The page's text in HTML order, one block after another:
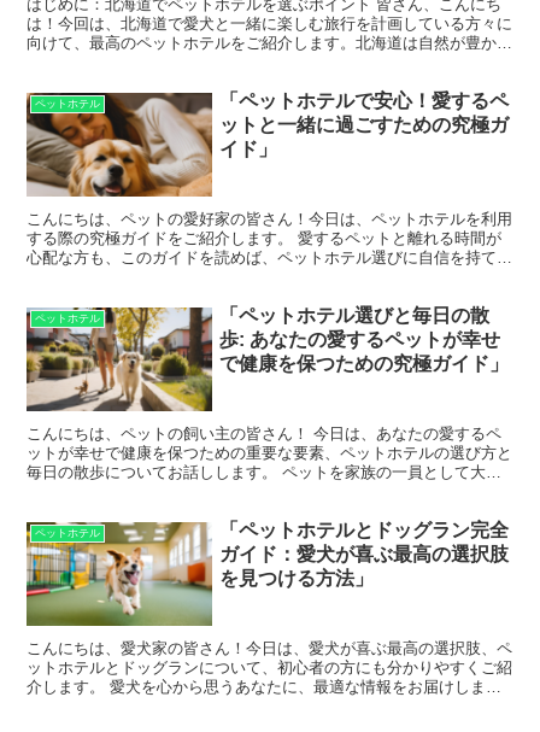
はじめに：北海道でペットホテルを選ぶポイント 皆さん、こんにち
は！今回は、北海道で愛犬と一緒に楽しむ旅行を計画している方々に
向けて、最高のペットホテルをご紹介します。北海道は自然が豊か
ペットホテル
「ペットホテルで安心！愛するペ
ットと一緒に過ごすための究極ガ
イド」
こんにちは、ペットの愛好家の皆さん！今日は、ペットホテルを利用
する際の究極ガイドをご紹介します。 愛するペットと離れる時間が
心配な方も、このガイドを読めば、ペットホテル選びに自信を持てる
ペットホテル
「ペットホテル選びと毎日の散
歩: あなたの愛するペットが幸せ
で健康を保つための究極ガイド」
こんにちは、ペットの飼い主の皆さん！ 今日は、あなたの愛するペ
ットが幸せで健康を保つための重要な要素、ペットホテルの選び方と
毎日の散歩についてお話しします。 ペットを家族の一員として大切
ペットホテル
「ペットホテルとドッグラン完全
ガイド：愛犬が喜ぶ最高の選択肢
を見つける方法」
こんにちは、愛犬家の皆さん！今日は、愛犬が喜ぶ最高の選択肢、ペ
ットホテルとドッグランについて、初心者の方にも分かりやすくご紹
介します。 愛犬を心から思うあなたに、最適な情報をお届けします